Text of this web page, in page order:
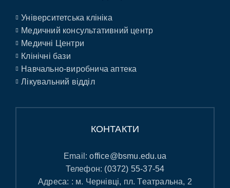
Університетська клініка
Медичний консультативний центр
Медичні Центри
Клінічні бази
Навчально-виробнича аптека
Лікувальний відділ
КОНТАКТИ
Email:office@bsmu.edu.ua
Телефон: (0372) 55-37-54
Адреса: : м. Чернівці, пл. Театральна, 2